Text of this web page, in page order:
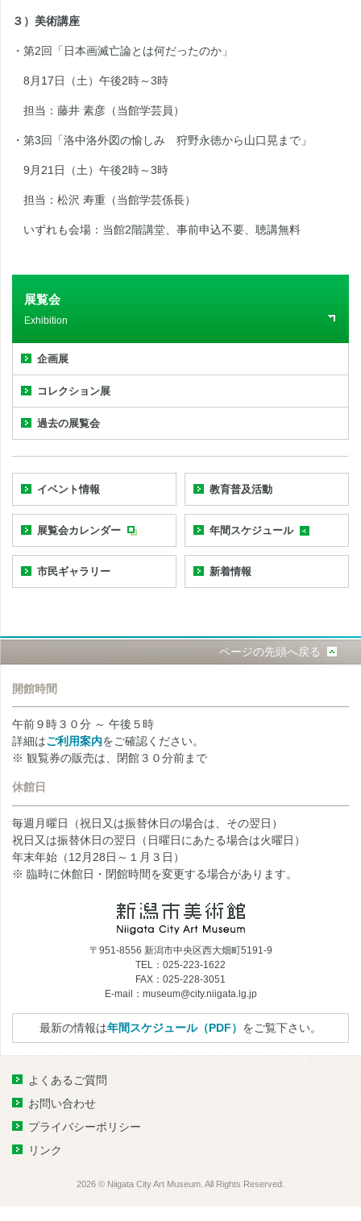
３）美術講座
・第2回「日本画滅亡論とは何だったのか」
8月17日（土）午後2時～3時
担当：藤井 素彦（当館学芸員）
・第3回「洛中洛外図の愉しみ 狩野永徳から山口晃まで」
9月21日（土）午後2時～3時
担当：松沢 寿重（当館学芸係長）
いずれも会場：当館2階講堂、事前申込不要、聴講無料
展覧会
Exhibition
企画展
コレクション展
過去の展覧会
イベント情報 教育普及活動
展覧会カレンダー 年間スケジュール
市民ギャラリー 新着情報
ページの先頭へ戻る
開館時間
午前９時３０分 ～ 午後５時
詳細はご利用案内をご確認ください。
※ 観覧券の販売は、閉館３０分前まで
休館日
毎週月曜日（祝日又は振替休日の場合は、その翌日）
祝日又は振替休日の翌日（日曜日にあたる場合は火曜日）
年末年始（12月28日～１月３日）
※ 臨時に休館日・閉館時間を変更する場合があります。
〒951-8556 新潟市中央区西大畑町5191-9
TEL：025-223-1622
FAX：025-228-3051
E-mail：museum@city.niigata.lg.jp
最新の情報は年間スケジュール（PDF） をご覧下さい。
よくあるご質問
お問い合わせ
プライバシーポリシー
リンク
2026 © Niigata City Art Museum. All Rights Reserved.